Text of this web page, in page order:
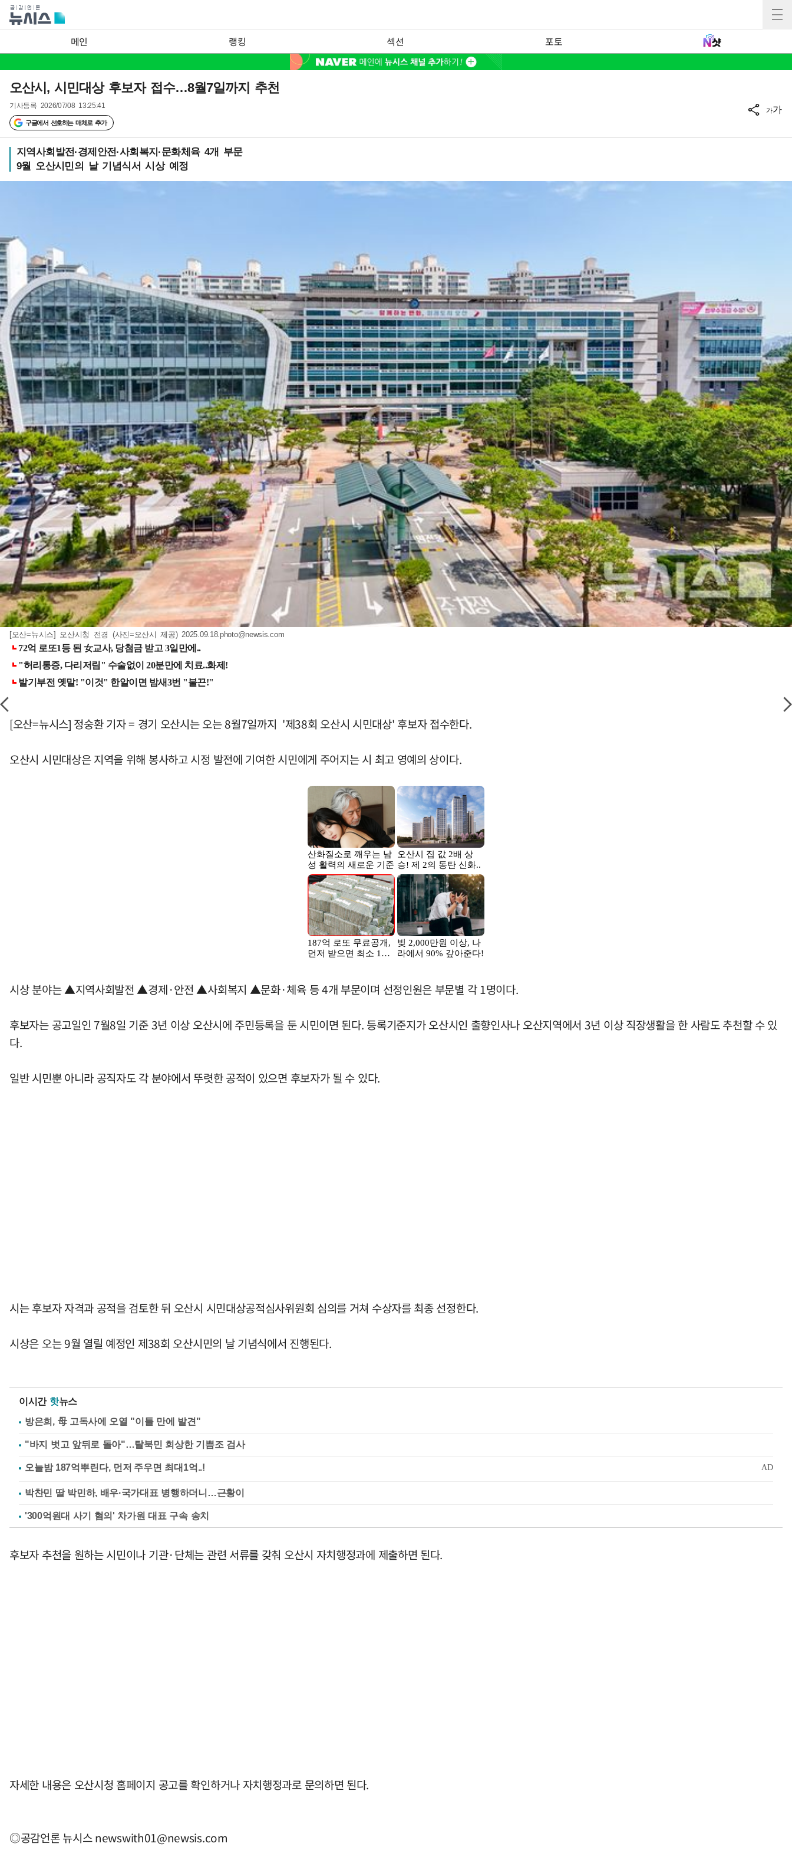
메인 랭킹 섹션 포토
오산시, 시민대상 후보자 접수…8월7일까지 추천
기사등록 2026/07/08 13:25:41
구글에서 선호하는 매체로 추가
가가
지역사회발전·경제안전·사회복지·문화체육 4개 부문
9월 오산시민의 날 기념식서 시상 예정
[오산=뉴시스] 오산시청 전경 (사진=오산시 제공)2025.09.18.photo@newsis.com
[오산=뉴시스] 정숭환 기자 = 경기 오산시는 오는 8월7일까지 '제38회 오산시 시민대상' 후보자 접수한다.
오산시 시민대상은 지역을 위해 봉사하고 시정 발전에 기여한 시민에게 주어지는 시 최고 영예의 상이다.
시상 분야는 ▲지역사회발전 ▲경제·안전 ▲사회복지 ▲문화·체육 등 4개 부문이며 선정인원은 부문별 각 1명이다.
후보자는 공고일인 7월8일 기준 3년 이상 오산시에 주민등록을 둔 시민이면 된다. 등록기준지가 오산시인 출향인사나 오산지역에서 3년 이상 직장생활을 한 사람도 추천할 수 있
다.
일반 시민뿐 아니라 공직자도 각 분야에서 뚜렷한 공적이 있으면 후보자가 될 수 있다.
시는 후보자 자격과 공적을 검토한 뒤 오산시 시민대상공적심사위원회 심의를 거쳐 수상자를 최종 선정한다.
시상은 오는 9월 열릴 예정인 제38회 오산시민의 날 기념식에서 진행된다.
이시간 핫뉴스
방은희, 母 고독사에 오열 "이틀 만에 발견"
"바지 벗고 앞뒤로 돌아"…탈북민 회상한 기쁨조 검사
박찬민 딸 박민하, 배우·국가대표 병행하더니…근황이
'300억원대 사기 혐의' 차가원 대표 구속 송치
후보자 추천을 원하는 시민이나 기관·단체는 관련 서류를 갖춰 오산시 자치행정과에 제출하면 된다.
자세한 내용은 오산시청 홈페이지 공고를 확인하거나 자치행정과로 문의하면 된다.
◎공감언론 뉴시스newswith01@newsis.com